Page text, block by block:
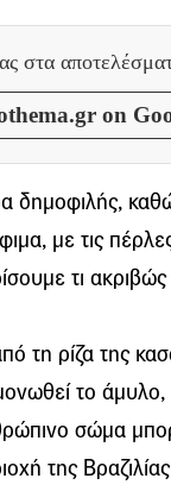
στα
on
δημοφιλής,
με τις
τι ακριβώς
τη ρίζα της
το άμυλο,
σώμα
της